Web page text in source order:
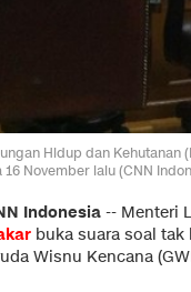
Hidup dan Kehutanan
16 November lalu (CNN
Indonesia -- Menteri
buka suara soal tak
Wisnu Kencana